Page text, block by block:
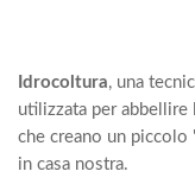
Idrocoltura, una
utilizzata per abbellire
che creano un piccolo
in casa nostra.